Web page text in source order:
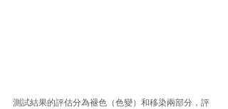
測試結果的評估分為褪色（色變）和移染兩部分，評